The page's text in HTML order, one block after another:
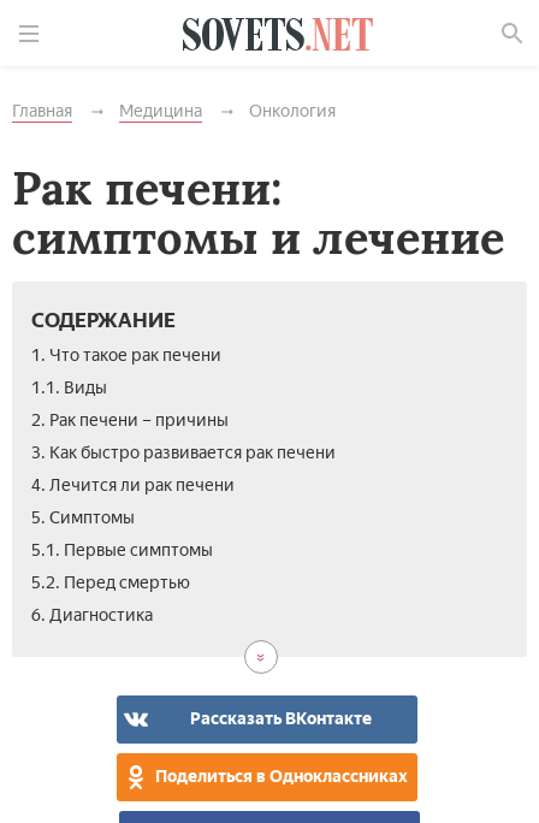
Главная Медицина Онкология
Рак печени:
симптомы и лечение
СОДЕРЖАНИЕ
1. Что такое рак печени
1.1. Виды­
2. Рак печени – причины
3. Как быстро развивается рак печени
4. Лечится ли рак печени
5. Симптомы
5.1. Первые симптомы
5.2. Перед смертью
6. Диагностика
Рассказать ВКонтакте
Поделиться в Одноклассниках